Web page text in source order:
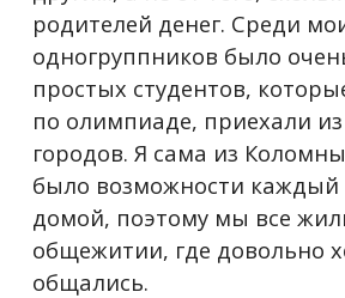
родителей денег. Среди
одногруппников было
простых студентов,
по олимпиаде, приехали из
городов. Я сама из
было возможности каждый
домой, поэтому мы все
общежитии, где довольно
общались.